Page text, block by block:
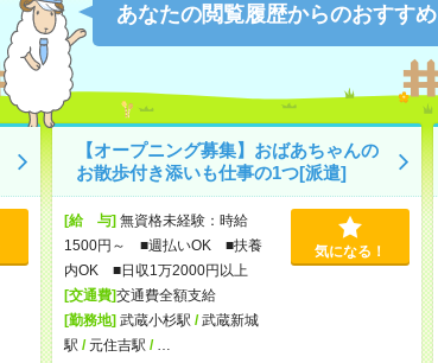
あなたの閲覧履歴からのおすすめ
【オープニング募集】おばあちゃんの
お散歩付き添いも仕事の1つ[派遣]
[給 与]無資格未経験：時給
1500円～ ■週払いOK ■扶養
内OK ■日収1万2000円以上
[交通費]交通費全額支給
[勤務地]武蔵小杉駅 /武蔵新城
駅 /元住吉駅 /
気になる！